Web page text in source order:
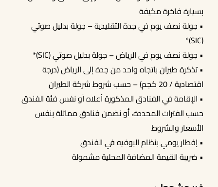
بسيارة فاخرة مكيفة
• جولة نصف يوم في جدة التقليدية – جولة بدليل صوتي
(SIC)*
• جولة نصف يوم في الرياض – جولة بدليل صوتي (SIC)*
• تذكرة طيران باتجاه واحد من جدة إلى الرياض (درجة
اقتصادية / 20 كجم) – حسب شروط شركة الطيران
• الإقامة في الفنادق المذكورة أعلاه أو نفس فئة الفندق
حسب الفترات المحددة، أو نضمن فنادق مماثلة بنفس
الأسعار والشروط
• إفطار يومي بنظام البوفيه في الفندق
• ضريبة القيمة المضافة المحلية مشمولة